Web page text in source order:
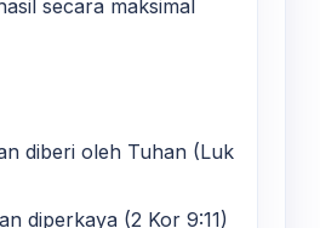
secara maksimal
diberi oleh Tuhan (Luk
diperkaya (2 Kor 9:11)